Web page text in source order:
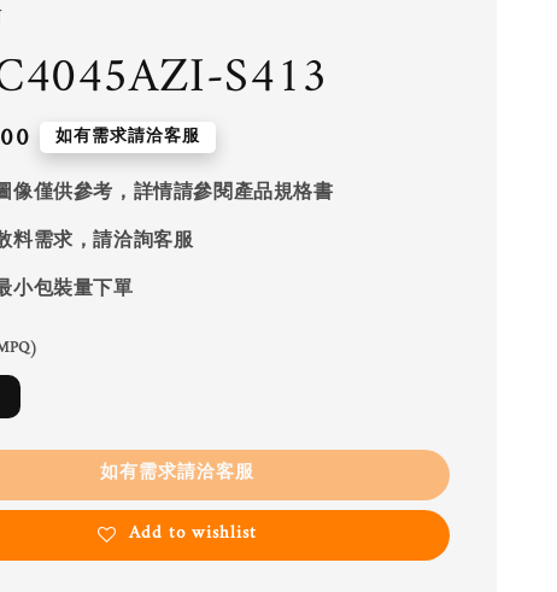
S413
如有需求請洽客服
像僅供參考，詳情請參閱產品規格書
料需求，請洽詢客服
小包裝量下單
如有需求請洽客服
Add to wishlist